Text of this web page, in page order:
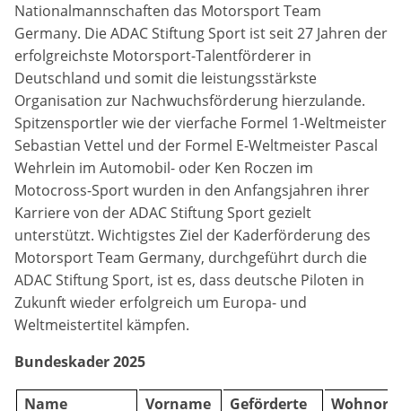
Nationalmannschaften das Motorsport Team
Germany. Die ADAC Stiftung Sport ist seit 27 Jahren der
erfolgreichste Motorsport-Talentförderer in
Deutschland und somit die leistungsstärkste
Organisation zur Nachwuchsförderung hierzulande.
Spitzensportler wie der vierfache Formel 1-Weltmeister
Sebastian Vettel und der Formel E-Weltmeister Pascal
Wehrlein im Automobil- oder Ken Roczen im
Motocross-Sport wurden in den Anfangsjahren ihrer
Karriere von der ADAC Stiftung Sport gezielt
unterstützt. Wichtigstes Ziel der Kaderförderung des
Motorsport Team Germany, durchgeführt durch die
ADAC Stiftung Sport, ist es, dass deutsche Piloten in
Zukunft wieder erfolgreich um Europa- und
Weltmeistertitel kämpfen.
Bundeskader 2025
Name Vorname Geförderte Wohnort
Cookie Laufzeit:
90 Tage